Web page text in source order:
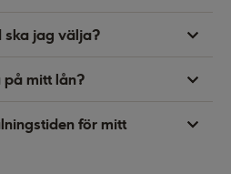
ska jag välja?
mitt lån?
för mitt